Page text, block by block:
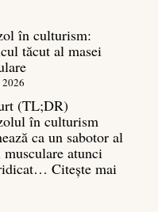
în culturism:
tăcut al masei
(TL;DR)
în culturism
ca un sabotor al
musculare atunci
Citește mai